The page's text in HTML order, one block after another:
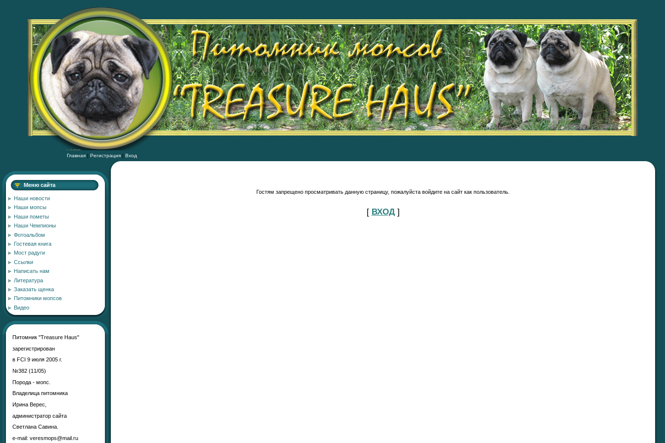
Главная | Регистрация | Вход
Меню сайта
Наши новости
Наши мопсы
Наши пометы
Наши Чемпионы
Фотоальбом
Гостевая книга
Мост радуги
Ссылки
Написать нам
Литература
Заказать щенка
Питомники мопсов
Видео
Питомник "Treasure Haus"
зарегистрирован
в FCI 9 июля 2005 г.
№382 (11/05)
Порода - мопс.
Владелица питомника
Ирина Верес,
администратор сайта
Светлана Савина.
е-mail: veresmops@mail.ru
Гостям запрещено просматривать данную страницу, пожалуйста войдите на сайт как пользователь.
[ ВХОД]